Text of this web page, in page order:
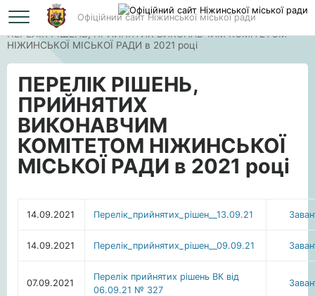
Офіційний сайт Ніжинської міської ради
Головна
ПЕРЕЛІК РІШЕНЬ, ПРИЙНЯТИХ ВИКОНАВЧИМ КОМІТЕТОМ
НІЖИНСЬКОЇ МІСЬКОЇ РАДИ в 2021 році
ПЕРЕЛІК РІШЕНЬ,
ПРИЙНЯТИХ
ВИКОНАВЧИМ
КОМІТЕТОМ НІЖИНСЬКОЇ
МІСЬКОЇ РАДИ в 2021 році
14.09.2021 Перелiк_прийнятих_рiшен__13.09.21
14.09.2021 Перелiк_прийнятих_рiшен__09.09.21
07.09.2021
Перелік прийнятих рішень ВК від
06.09.21 № 327